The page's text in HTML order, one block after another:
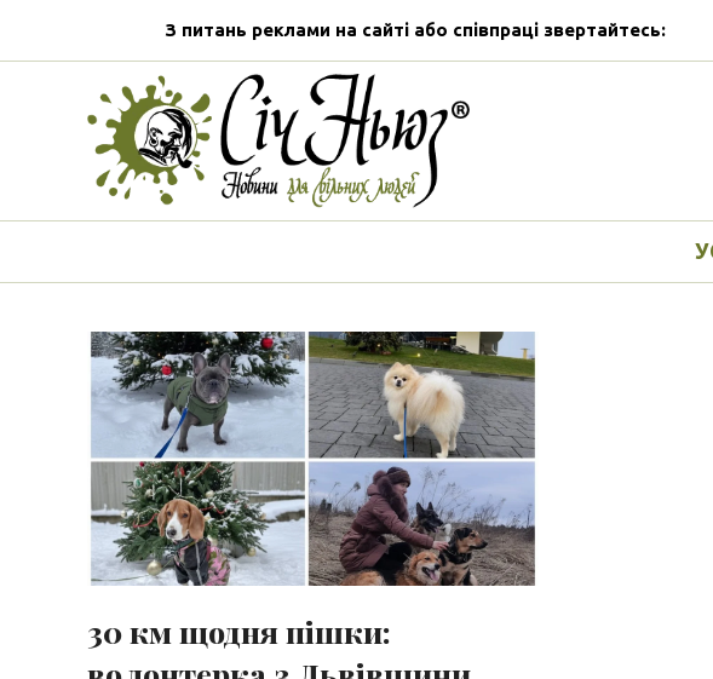
З питань реклами на сайті або співпраці звертайтесь:
30 км щодня пішки: